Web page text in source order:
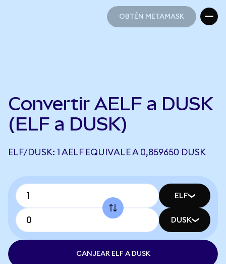
OBTÉN METAMASK
Convertir AELF a DUSK
(ELF a DUSK)
ELF/DUSK: 1 AELF EQUIVALE A 0,859650 DUSK
ELF
DUSK
CANJEAR ELF A DUSK